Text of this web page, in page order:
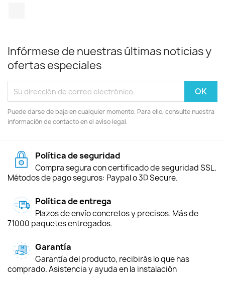
Infórmese de nuestras últimas noticias y
ofertas especiales
Puede darse de baja en cualquier momento. Para ello, consulte nuestra
información de contacto en el aviso legal.
Política de seguridad
Compra segura con certificado de seguridad SSL.
Métodos de pago seguros: Paypal o 3D Secure.
Política de entrega
Plazos de envío concretos y precisos. Más de
71000 paquetes entregados.
Garantía
Garantía del producto, recibirás lo que has
comprado. Asistencia y ayuda en la instalación